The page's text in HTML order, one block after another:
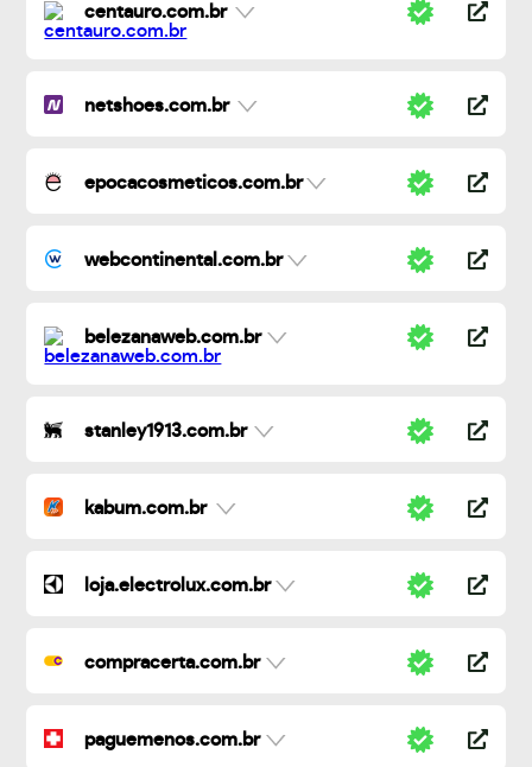
centauro.com.br
netshoes.com.br
epocacosmeticos.com.br
webcontinental.com.br
belezanaweb.com.br
stanley1913.com.br
kabum.com.br
loja.electrolux.com.br
compracerta.com.br
paguemenos.com.br